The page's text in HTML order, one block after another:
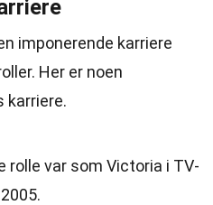
imponerende karriere
Her er noen
karriere.
rolle var som Victoria i TV-